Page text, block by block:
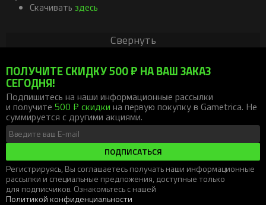
Скачивать здесь
Свернуть
ПОЛУЧИТЕ СКИДКУ 500 ₽ НА ВАШ ЗАКАЗ
СЕГОДНЯ!
Подпишитесь на наши информационные рассылки
и получите 500 ₽ скидкина первую покупку в Gametrica. Не
суммируется с другими акциями.
ПОДПИСАТЬСЯ
Регистрируясь, Вы соглашаетесь получать наши информационные
рассылки и специальные предложения, доступные только
для подписчиков. Ознакомьтесь с нашей
Политикой конфиденциальности